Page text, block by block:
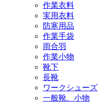
作業衣料
実用衣料
防寒用品
作業手袋
雨合羽
作業小物
靴下
長靴
ワークシューズ
一般靴、小物